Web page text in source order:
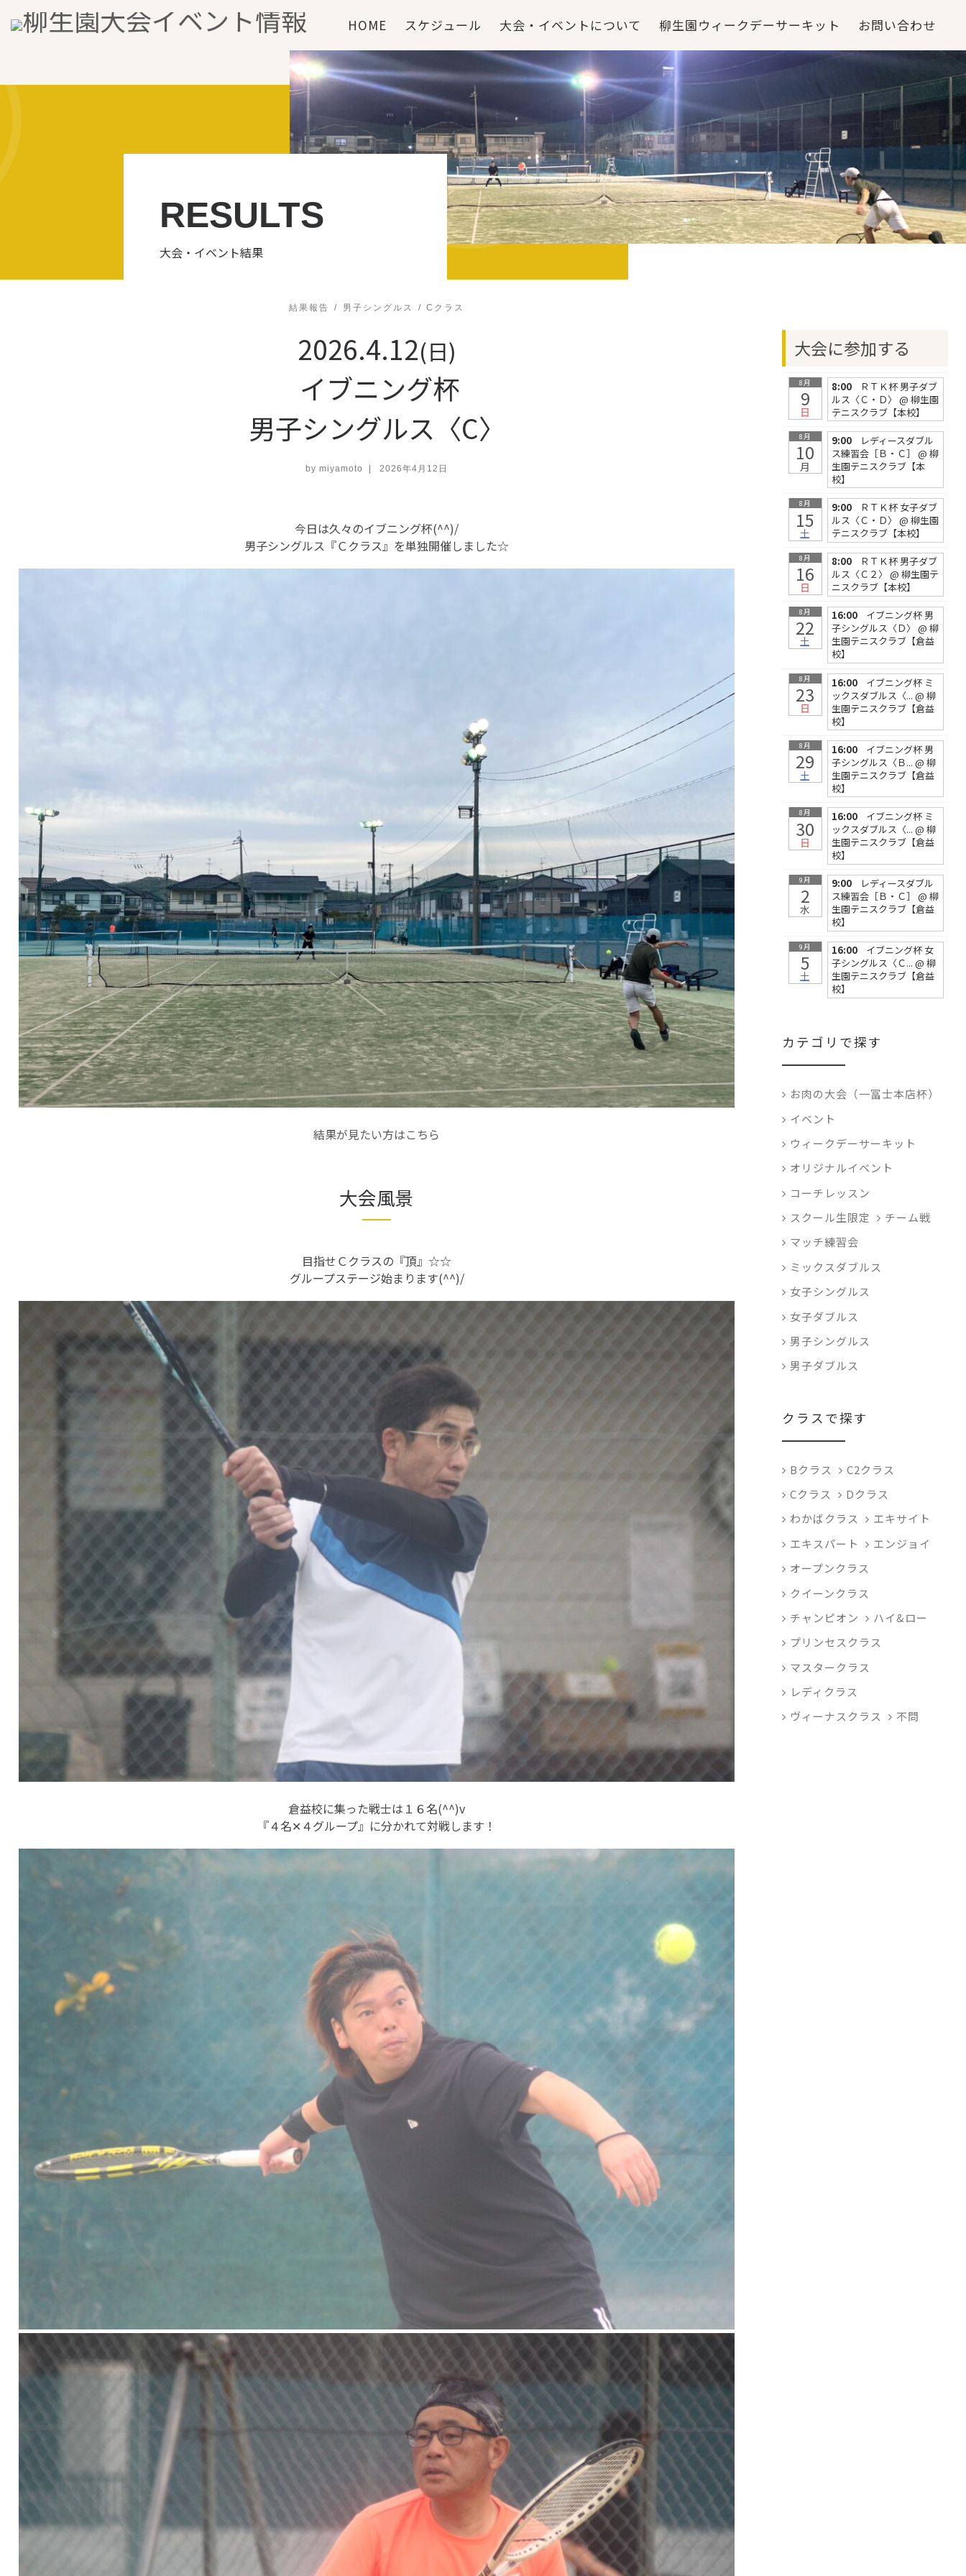
Skip to content HOME スケジュール 大会・イベントについて 柳生園ウィークデーサーキット お問い合わせ
RESULTS
大会・イベント結果
結果報告 男子シングルス Cクラス
2026.4.12(日)
イブニング杯
男子シングルス〈C〉
by miyamoto | 2026年4月12日
今日は久々のイブニング杯(^^)/
男子シングルス『Ｃクラス』を単独開催しました☆
結果が見たい方はこちら
大会風景
目指せＣクラスの『頂』☆☆
グループステージ始まります(^^)/
倉益校に集った戦士は１６名(^^)v
『４名✕４グループ』に分かれて対戦します！
大会に参加する
8月
9
日
8:00
ＲＴＫ杯 男子ダブ
ルス〈Ｃ・Ｄ〉 @ 柳生園
テニスクラブ【本校】
8月
10
月
9:00
レディースダブル
ス練習会［Ｂ・Ｃ］ @ 柳
生園テニスクラブ【本
校】
8月
15
土
9:00
ＲＴＫ杯 女子ダブ
ルス〈Ｃ・Ｄ〉 @ 柳生園
テニスクラブ【本校】
8月
16
日
8:00
ＲＴＫ杯 男子ダブ
ルス〈Ｃ２〉 @ 柳生園テ
ニスクラブ【本校】
8月
22
土
16:00
イブニング杯 男
子シングルス〈Ｄ〉 @ 柳
生園テニスクラブ【倉益
校】
8月
23
日
16:00
イブニング杯 ミ
ックスダブルス〈... @ 柳
生園テニスクラブ【倉益
校】
8月
29
土
16:00
イブニング杯 男
子シングルス〈Ｂ... @ 柳
生園テニスクラブ【倉益
校】
8月
30
日
16:00
イブニング杯 ミ
ックスダブルス〈... @ 柳
生園テニスクラブ【倉益
校】
9月
2
水
9:00
レディースダブル
ス練習会［Ｂ・Ｃ］ @ 柳
生園テニスクラブ【倉益
校】
9月
5
土
16:00
イブニング杯 女
子シングルス〈Ｃ... @ 柳
生園テニスクラブ【倉益
校】
カテゴリで探す
お肉の大会（一冨士本店杯）
イベント
ウィークデーサーキット
オリジナルイベント
コーチレッスン
スクール生限定
チーム戦
マッチ練習会
ミックスダブルス
女子シングルス
女子ダブルス
男子シングルス
男子ダブルス
クラスで探す
Bクラス
C2クラス
Cクラス
Dクラス
わかばクラス
エキサイト
エキスパート
エンジョイ
オープンクラス
クイーンクラス
チャンピオン
ハイ&ロー
プリンセスクラス
マスタークラス
レディクラス
ヴィーナスクラス
不問